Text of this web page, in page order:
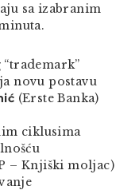
sa izabranim
novu postavu
(Erste Banka)
ciklusima
– Knjiški moljac)